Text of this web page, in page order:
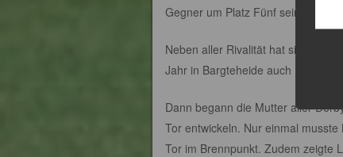
Gegner um Platz Fünf sein.
Neben aller Rivalität hat sich über
Jahr in Bargteheide auch
Dann begann die Mutter aller
Tor entwickeln. Nur einmal
Tor im Brennpunkt. Zudem zeigte